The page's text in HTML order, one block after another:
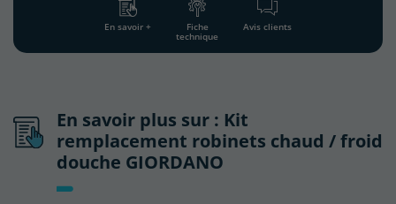
En savoir + Fiche
technique
Avis clients
En savoir plus sur : Kit
remplacement robinets chaud / froid
douche GIORDANO